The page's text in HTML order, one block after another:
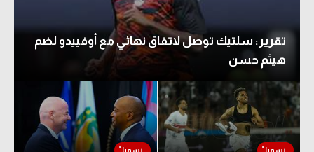
تقرير: سلتيك توصل لاتفاق نهائي مع أوفييدو لضم
هيثم حسن